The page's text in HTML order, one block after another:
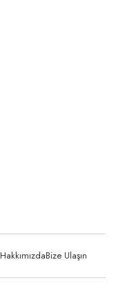
HakkımızdaBize Ulaşın